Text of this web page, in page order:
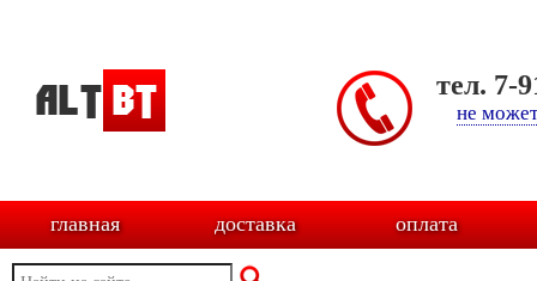
тел. 7-
не
главная доставка оплата